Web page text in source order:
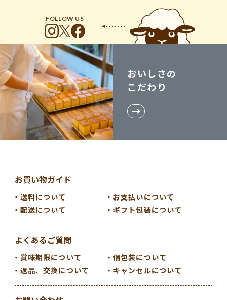
FOLLOW US
おいしさの
こだわり
お買い物ガイド
送料について
お支払いについて
配送について
ギフト包装について
よくあるご質問
賞味期限について
個包装について
返品、交換について
キャンセルについて